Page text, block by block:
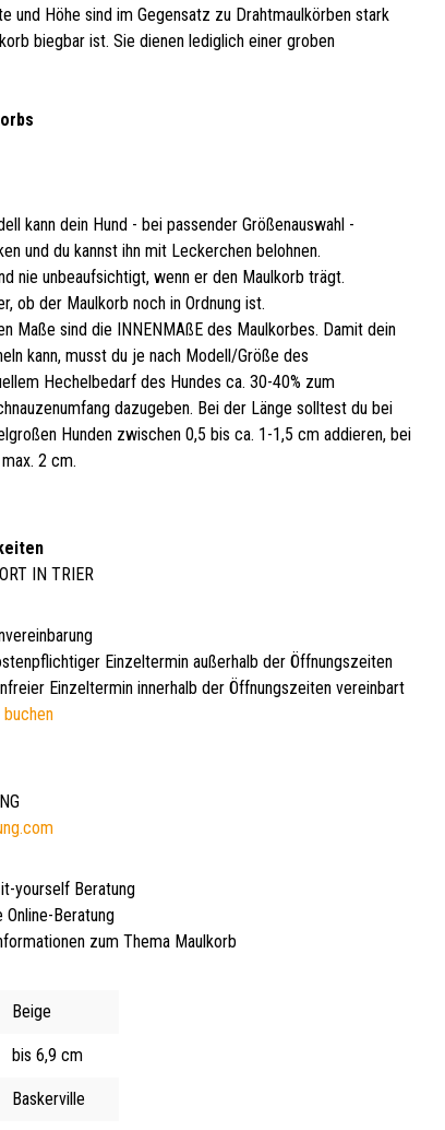
und Höhe sind im Gegensatz zu Drahtmaulkörben stark
biegbar ist. Sie dienen lediglich einer groben
kann dein Hund - bei passender Größenauswahl -
und du kannst ihn mit Leckerchen belohnen.
nie unbeaufsichtigt, wenn er den Maulkorb trägt.
ob der Maulkorb noch in Ordnung ist.
Maße sind die INNENMAßE des Maulkorbes. Damit dein
kann, musst du je nach Modell/Größe des
Hechelbedarf des Hundes ca. 30-40% zum
dazugeben. Bei der Länge solltest du bei
Hunden zwischen 0,5 bis ca. 1-1,5 cm addieren, bei
2 cm.
IN TRIER
Einzeltermin außerhalb der Öffnungszeiten
Einzeltermin innerhalb der Öffnungszeiten vereinbart
yourself Beratung
Beratung
zum Thema Maulkorb
Beige
bis 6,9 cm
Baskerville